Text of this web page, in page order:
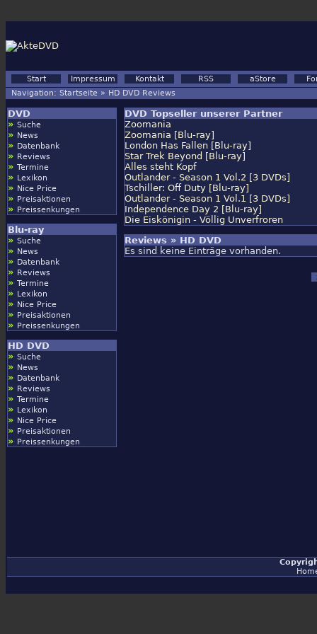
Start Impressum Kontakt RSS aStore
Navigation: Startseite » HD DVD Reviews
DVD
» Suche
» News
» Datenbank
» Reviews
» Termine
» Lexikon
» Nice Price
» Preisaktionen
» Preissenkungen
Blu-ray
» Suche
» News
» Datenbank
» Reviews
» Termine
» Lexikon
» Nice Price
» Preisaktionen
» Preissenkungen
HD DVD
» Suche
» News
» Datenbank
» Reviews
» Termine
» Lexikon
» Nice Price
» Preisaktionen
» Preissenkungen
DVD Topseller unserer Partner
Zoomania
Zoomania [Blu-ray]
London Has Fallen [Blu-ray]
Star Trek Beyond [Blu-ray]
Alles steht Kopf
Outlander - Season 1 Vol.2 [3 DVDs]
Tschiller: Off Duty [Blu-ray]
Outlander - Season 1 Vol.1 [3 DVDs]
Independence Day 2 [Blu-ray]
Die Eiskönigin - Völlig Unverfroren
Reviews » HD DVD
Es sind keine Einträge vorhanden.